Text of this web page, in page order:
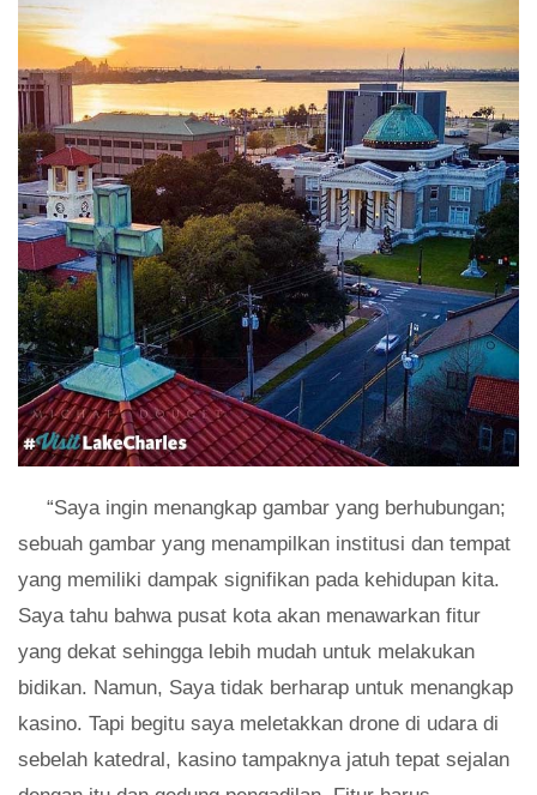
“Saya ingin menangkap gambar yang berhubungan;
sebuah gambar yang menampilkan institusi dan tempat
yang memiliki dampak signifikan pada kehidupan kita.
Saya tahu bahwa pusat kota akan menawarkan fitur
yang dekat sehingga lebih mudah untuk melakukan
bidikan. Namun, Saya tidak berharap untuk menangkap
kasino. Tapi begitu saya meletakkan drone di udara di
sebelah katedral, kasino tampaknya jatuh tepat sejalan